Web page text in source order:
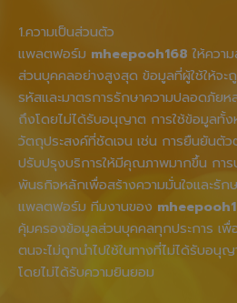
1.ความเป็นส่วนตัว
แพลตฟอร์ม mheepooh168 ให้ควา
ส่วนบุคคลอย่างสูงสุด ข้อมูลที่ผู้ใช้ให้จะถู
รหัสและมาตรการรักษาความปลอดภัยห
ถึงโดยไม่ได้รับอนุญาต การใช้ข้อมูลทั้ง
วัตถุประสงค์ที่ชัดเจน เช่น การยืนยันตัว
ปรับปรุงบริการให้มีคุณภาพมากขึ้น กา
พันธกิจหลักเพื่อสร้างความมั่นใจและรัก
แพลตฟอร์ม ทีมงานของ
คุ้มครองข้อมูลส่วนบุคคลทุกประการ เพื่
ตนจะไม่ถูกนำไปใช้ในทางที่ไม่ได้รับอนุ
โดยไม่ได้รับความยินยอม